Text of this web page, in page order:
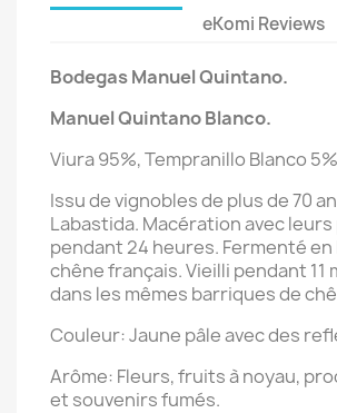
eKomi Reviews
Bodegas Manuel Quintano.
Manuel Quintano Blanco.
Viura 95%, Tempranillo Blanco
Issu de vignobles de plus de 70
Labastida. Macération avec
pendant 24 heures. Fermenté
chêne français. Vieilli pendant 11
dans les mêmes barriques de
Couleur: Jaune pâle avec des
Arôme: Fleurs, fruits à noyau,
et souvenirs fumés.